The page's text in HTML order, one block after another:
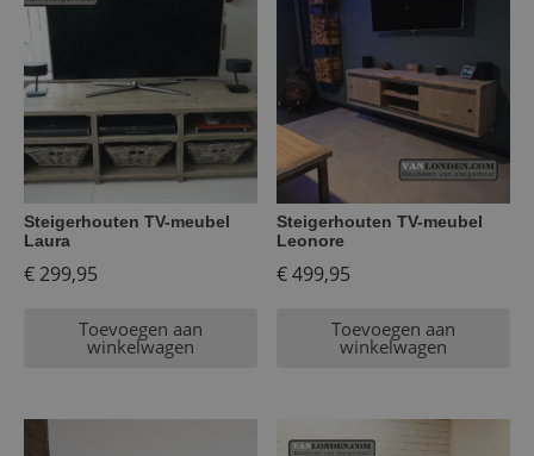
Steigerhouten TV-meubel
Laura
€299,95
Toevoegen aan
winkelwagen
Steigerhouten TV-meubel
Leonore
€499,95
Toevoegen aan
winkelwagen